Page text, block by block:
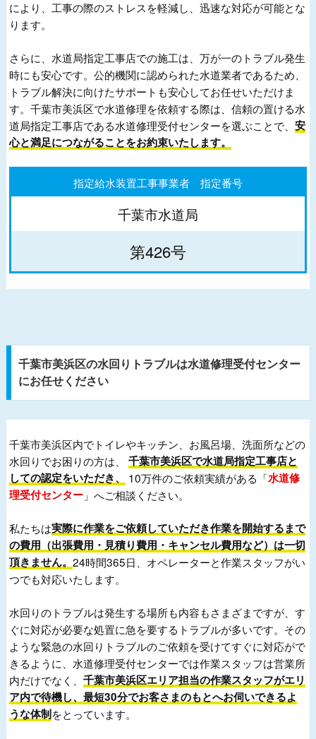
により、工事の際のストレスを軽減し、迅速な対応が可能とな
ります。
さらに、水道局指定工事店での施工は、万が一のトラブル発生
時にも安心です。公的機関に認められた水道業者であるため、
トラブル解決に向けたサポートも安心してお任せいただけま
す。千葉市美浜区で水道修理を依頼する際は、信頼の置ける水
道局指定工事店である水道修理受付センターを選ぶことで、安
心と満足につながることをお約束いたします。
指定給水装置工事事業者 指定番号
千葉市水道局
第426号
千葉市美浜区の水回りトラブルは水道修理受付センター
にお任せください
千葉市美浜区内でトイレやキッチン、お風呂場、洗面所などの
水回りでお困りの方は、千葉市美浜区で水道局指定工事店と
しての認定をいただき、
10万件のご依頼実績がある「水道修
理受付センター 」へご相談ください。
私たちは実際に作業をご依頼していただき作業を開始するまで
の費用（出張費用・見積り費用・キャンセル費用など）は一切
頂きません。24時間365日、オペレーターと作業スタッフがい
つでも対応いたします。
水回りのトラブルは発生する場所も内容もさまざまですが、す
ぐに対応が必要な処置に急を要するトラブルが多いです。その
ような緊急の水回りトラブルのご依頼を受けてすぐに対応がで
きるように、水道修理受付センターでは作業スタッフは営業所
内だけでなく、千葉市美浜区エリア担当の作業スタッフがエリ
ア内で待機し、最短30分でお客さまのもとへお伺いできるよ
うな体制をとっています。